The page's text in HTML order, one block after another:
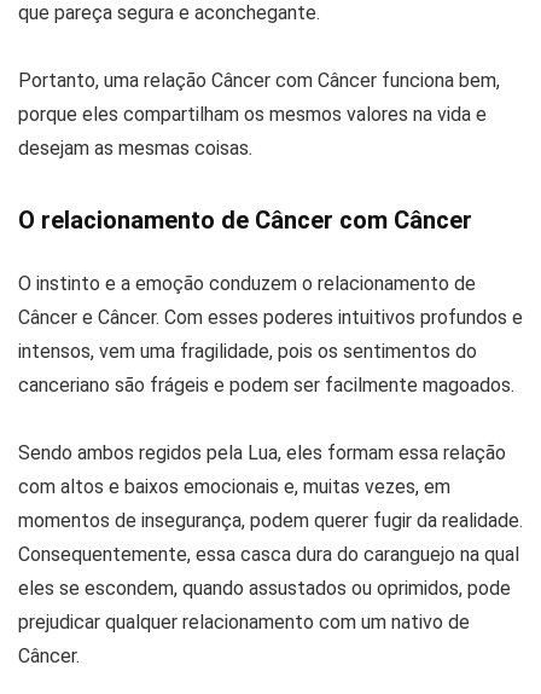
que pareça segura e aconchegante.
Portanto, uma relação Câncer com Câncer funciona bem,
porque eles compartilham os mesmos valores na vida e
desejam as mesmas coisas.
O relacionamento de Câncer com Câncer
O instinto e a emoção conduzem o relacionamento de
Câncer e Câncer. Com esses poderes intuitivos profundos e
intensos, vem uma fragilidade, pois os sentimentos do
canceriano são frágeis e podem ser facilmente magoados.
Sendo ambos regidos pela Lua, eles formam essa relação
com altos e baixos emocionais e, muitas vezes, em
momentos de insegurança, podem querer fugir da realidade.
Consequentemente, essa casca dura do caranguejo na qual
eles se escondem, quando assustados ou oprimidos, pode
prejudicar qualquer relacionamento com um nativo de
Câncer.